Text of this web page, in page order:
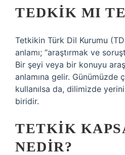
TEDKIK MI
Tetkikin Türk Dil Kurumu
anlamı; “araştırmak ve
Bir şeyi veya bir konuyu
anlamına gelir. Günümüzde
kullanılsa da, dilimizde
biridir.
TETKIK
NEDIR?